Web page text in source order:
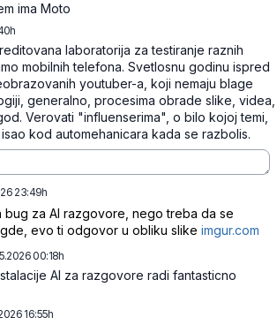
ima Moto
laboratorija za testiranje raznih
mobilnih telefona. Svetlosnu godinu ispred
youtuber-a, koji nemaju blage
generalno, procesima obrade slike, videa,
Verovati "influenserima", o bilo kojoj temi,
kod automehanicara kada se razbolis.
23:49h
bug za AI razgovore, nego treba da se
evo ti odgovor u obliku slike imgur.com
00:18h
AI za razgovore radi fantasticno
16:55h